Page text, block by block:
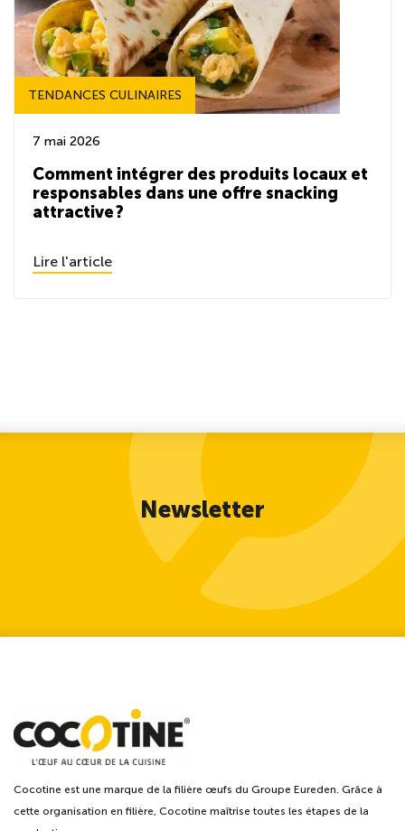
TENDANCES CULINAIRES
7 mai 2026
Comment intégrer des produits locaux et
responsables dans une offre snacking
attractive ?
Lire l'article
Newsletter
Cocotine est une marque de la filière œufs du Groupe Eureden. Grâce à
cette organisation en filière, Cocotine maîtrise toutes les étapes de la